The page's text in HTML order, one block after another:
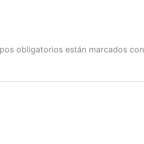
obligatorios están marcados con